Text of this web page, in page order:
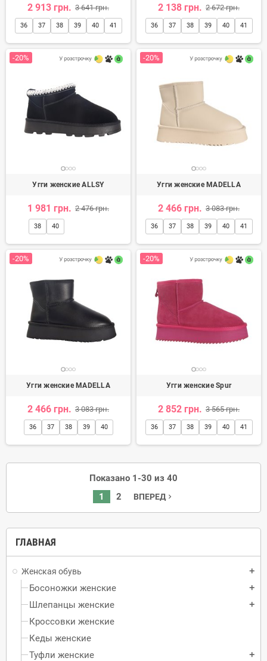
ГЛАВНАЯ
Женская обувь add
Босоножки женские add
Шлепанцы женские add
Кроссовки женские
Кеды женские
Туфли женские
add
2 913 грн. 3 641 грн.
36 37 38 39 40 41
2 138 грн. 2 672 грн.
36 37 38 39 40 41
-20%
Угги женские ALLSY
1 981 грн. 2 476 грн.
38 40
-20%
Угги женские MADELLA
2 466 грн. 3 083 грн.
36 37 38 39 40 41
-20%
Угги женские MADELLA
2 466 грн. 3 083 грн.
36 37 38 39 40
-20%
Угги женские Spur
2 852 грн. 3 565 грн.
36 37 38 39 40 41
Показано 1-30 из 40
1
2 ВПЕРЕДnavigate_next